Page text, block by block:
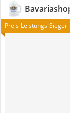
Preis-Leistungs-Sieger